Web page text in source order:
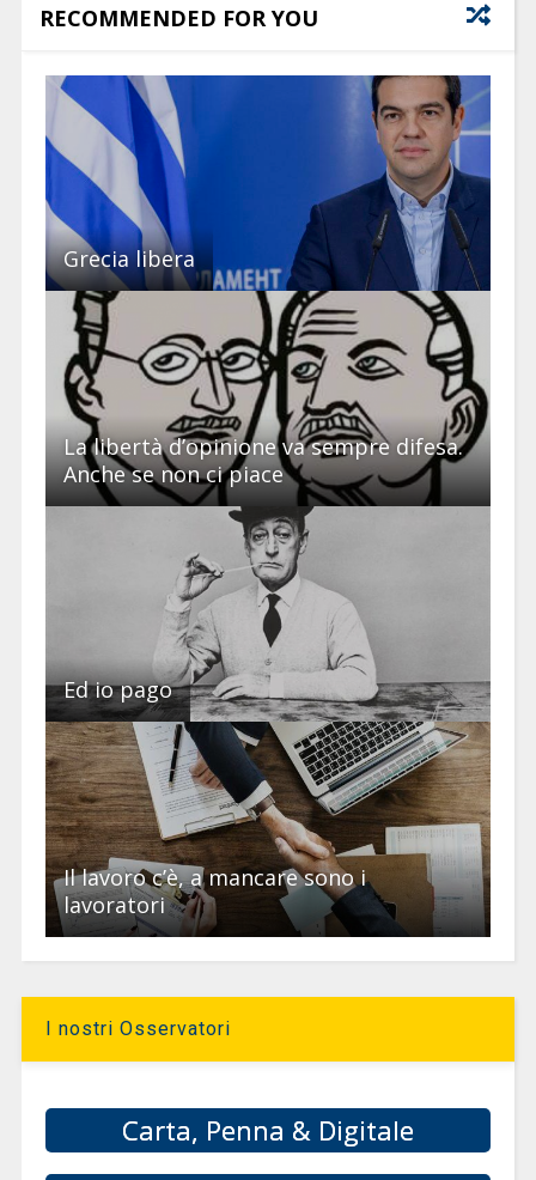
RECOMMENDED FOR YOU
Grecia libera
La libertà d’opinione va sempre difesa.
Anche se non ci piace
Ed io pago
Il lavoro c’è, a mancare sono i
lavoratori
I nostri Osservatori
Carta, Penna & Digitale